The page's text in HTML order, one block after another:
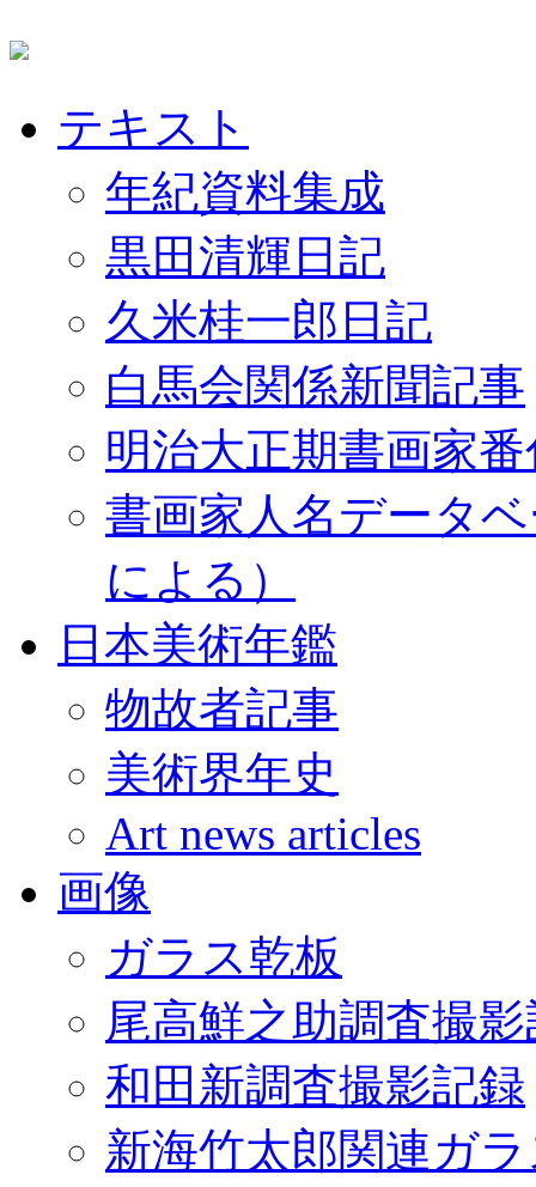
テキスト
年紀資料集成
黒田清輝日記
久米桂一郎日記
白馬会関係新聞記事
明治大正期書画家
書画家人名データ
による）
日本美術年鑑
物故者記事
美術界年史
Art news articles
画像
ガラス乾板
尾高鮮之助調査撮
和田新調査撮影記録
新海竹太郎関連ガ